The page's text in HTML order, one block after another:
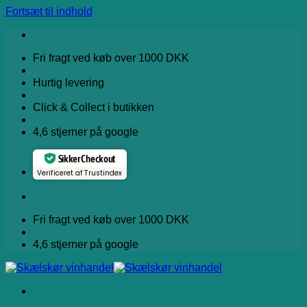
Fortsæt til indhold
Fri fragt ved køb over 1000 DKK
Hurtig levering
Click & Collect i butikken
4,6 stjerner på google
Sikker Checkout
Verificeret af Trustindex
Fri fragt ved køb over 1000 DKK
4,6 stjerner på google